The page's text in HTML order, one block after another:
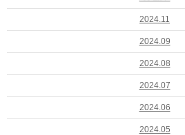
2024.11
2024.09
2024.08
2024.07
2024.06
2024.05